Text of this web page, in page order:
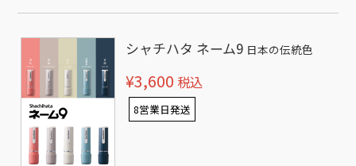
シャチハタ ネーム9 日本の伝統色
¥3,600 税込
8営業日発送